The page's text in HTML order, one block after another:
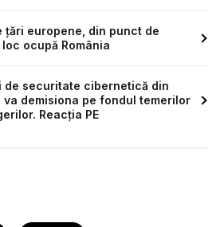
țări europene, din punct de
ocupă România
de securitate cibernetică din
va demisiona pe fondul temerilor
Reacția PE